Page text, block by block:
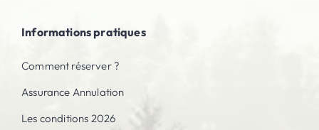
Informations pratiques
Comment réserver ?
Assurance Annulation
Les conditions 2026